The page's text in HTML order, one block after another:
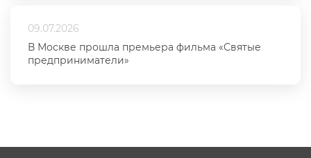
09.07.2026
В Москве прошла премьера фильма «Святые
предприниматели»